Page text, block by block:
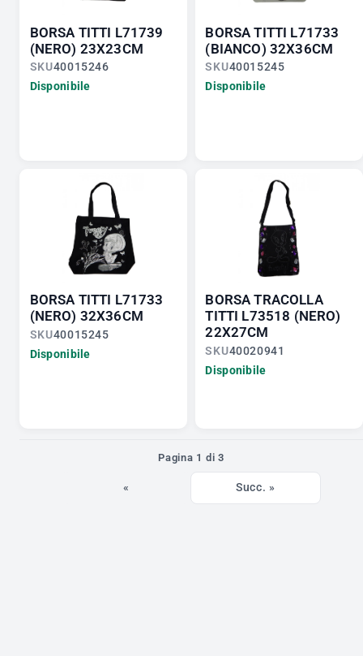
BORSA TITTI L71739
(NERO) 23X23CM
SKU40015246
Disponibile
BORSA TITTI L71733
(BIANCO) 32X36CM
SKU40015245
Disponibile
BORSA TITTI L71733
(NERO) 32X36CM
SKU40015245
Disponibile
BORSA TRACOLLA
TITTI L73518 (NERO)
22X27CM
SKU40020941
Disponibile
Pagina 1 di 3
« Succ. »